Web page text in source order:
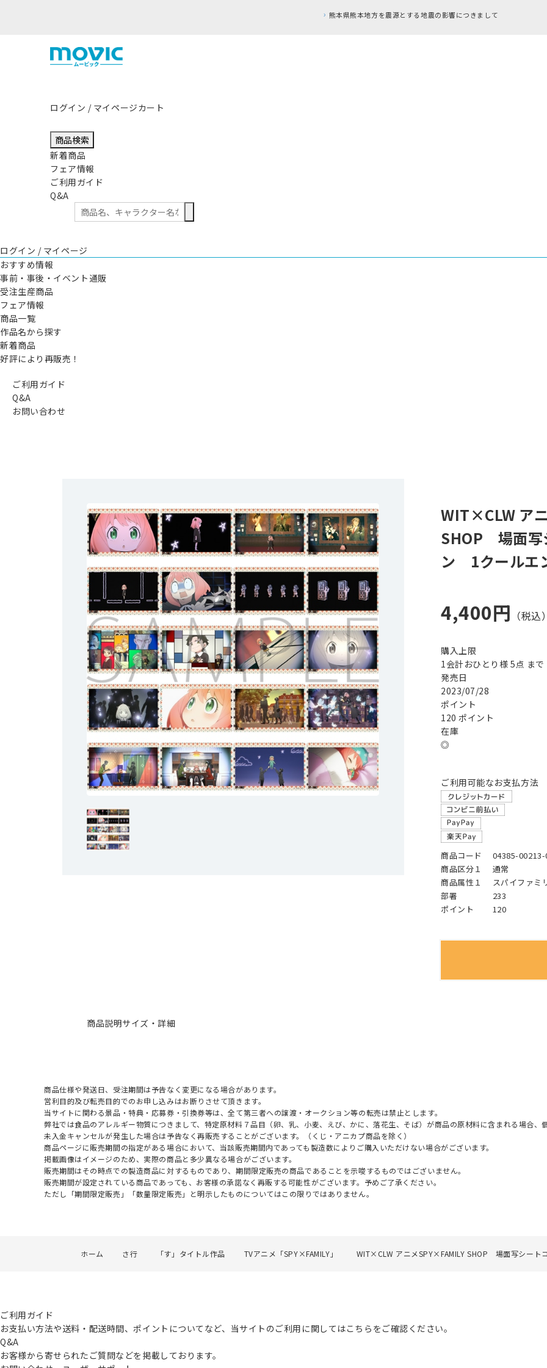
ログイン / マイページカート
商品検索
新着商品
フェア情報
ご利用ガイド
Q&A
ログイン / マイページ
おすすめ情報
事前・事後・イベント通販
受注生産商品
フェア情報
商品一覧
作品名から探す
新着商品
好評により再販売！
ご利用ガイド
Q&A
お問い合わせ
WIT×CLW ア
SHOP 場面写
ン 1クールエ
4,400円
購入上限
1会計おひとり様 5点 まで
発売日
2023/07/28
ポイント
120 ポイント
在庫
◎
ご利用可能なお支払方法
商品コード
04385-00213-
商品区分１
通常
商品属性１
スパイファミ
部署
233
ポイント
120
商品説明サイズ・詳細
商品仕様や発送日、受注期間は予告なく変更になる場合があります。
営利目的及び転売目的でのお申し込みはお断りさせて頂きます。
当サイトに関わる景品・特典・応募券・引換券等は、全て第三者への譲渡・オークション等の転売は禁止とします。
弊社では食品のアレルギー物質につきまして、特定原材料７品目（卵、乳、小麦、えび、かに、落花生、そば）が商品の原材料に含まれる場合、
未入金キャンセルが発生した場合は予告なく再販売することがございます。（くじ・アニカプ商品を除く）
商品ページに販売期間の指定がある場合において、当該販売期間内であっても製造数によりご購入いただけない場合がございます。
掲載画像はイメージのため、実際の商品と多少異なる場合がございます。
販売期間はその時点での製造商品に対するものであり、期間限定販売の商品であることを示唆するものではございません。
販売期間が設定されている商品であっても、お客様の承諾なく再販する可能性がございます。予めご了承ください。
ただし「期間限定販売」「数量限定販売」と明示したものについてはこの限りではありません。
ホーム さ行 「す」タイトル作品 TVアニメ「SPY×FAMILY」 WIT×CLW アニメSPY×FAMILY SHOP 場面写シート
ご利用ガイド
お支払い方法や送料・配送時間、ポイントについてなど、当サイトのご利用に関してはこちらをご確認ください。
Q&A
お客様から寄せられたご質問などを掲載しております。